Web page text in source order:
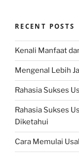
RECENT POSTS
Kenali Manfaat
Mengenal Lebih
Rahasia Sukses
Rahasia Sukses
Diketahui
Cara Memulai